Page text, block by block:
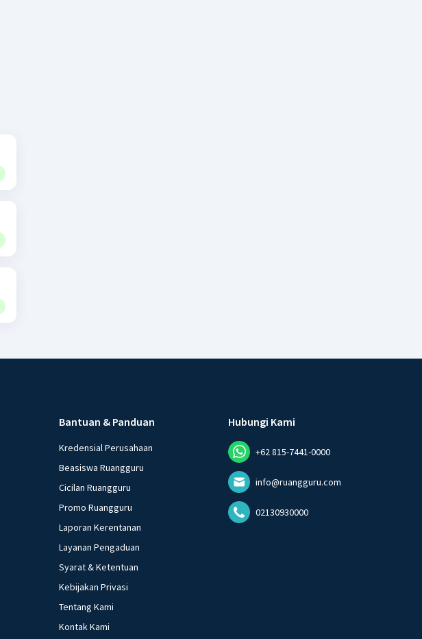
Bantuan & Panduan
Kredensial Perusahaan
Beasiswa Ruangguru
Cicilan Ruangguru
Promo Ruangguru
Laporan Kerentanan
Layanan Pengaduan
Syarat & Ketentuan
Kebijakan Privasi
Tentang Kami
Kontak Kami
Hubungi Kami
+62 815-7441-0000
info@ruangguru.com
02130930000